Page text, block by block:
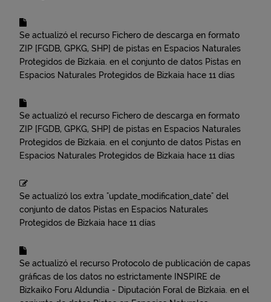
Se actualizó el recurso Fichero de descarga en formato
ZIP [FGDB, GPKG, SHP] de pistas en Espacios Naturales
Protegidos de Bizkaia. en el conjunto de datos Pistas en
Espacios Naturales Protegidos de Bizkaia hace 11 días
Se actualizó el recurso Fichero de descarga en formato
ZIP [FGDB, GPKG, SHP] de pistas en Espacios Naturales
Protegidos de Bizkaia. en el conjunto de datos Pistas en
Espacios Naturales Protegidos de Bizkaia hace 11 días
Se actualizó los extra "update_modification_date" del
conjunto de datos Pistas en Espacios Naturales
Protegidos de Bizkaia hace 11 días
Se actualizó el recurso Protocolo de publicación de capas
gráficas de los datos no estrictamente INSPIRE de
Bizkaiko Foru Aldundia - Diputación Foral de Bizkaia. en el